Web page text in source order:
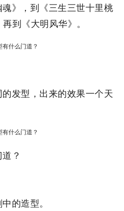
》，到《三生三世十里桃
到《大明风华》。
发型，出来的效果一个天
？
的造型。